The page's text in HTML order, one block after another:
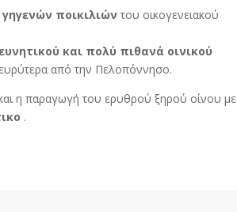
ποικιλιών του οικογενειακού
και πολύ πιθανά οινικού
ευρύτερα από την Πελοπόννησο.
η παραγωγή του ερυθρού ξηρού οίνου με
.